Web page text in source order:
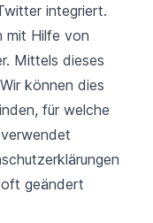
integriert.
mit Hilfe von
Mittels dieses
können dies
für welche
geändert